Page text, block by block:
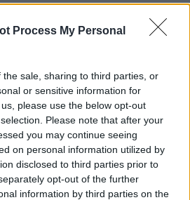
Process My Personal
sale, sharing to third parties, or
or sensitive information for
please use the below opt-out
Please note that after your
you may continue seeing
on personal information utilized by
disclosed to third parties prior to
opt-out of the further
information by third parties on the
Review
11/2018
διαχρονικά πρόκειται για
πηγή έμπνευσης για τους